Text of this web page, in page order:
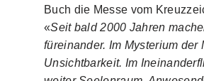
Buch die Messe vom
«Seit bald 2000 Jahren
füreinander. Im Mysterium
Unsichtbarkeit. Im